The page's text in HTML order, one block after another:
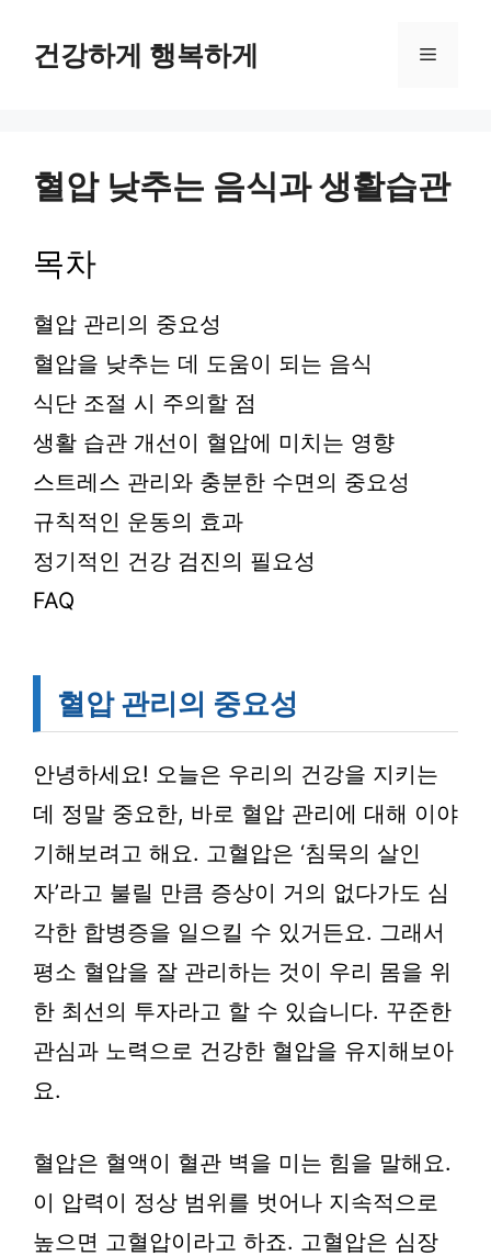
건강하게 행복하게 메
혈압 낮추는 음식과 생활습관
목차
혈압 관리의 중요성
혈압을 낮추는 데 도움이 되는 음식
식단 조절 시 주의할 점
생활 습관 개선이 혈압에 미치는 영향
스트레스 관리와 충분한 수면의 중요성
규칙적인 운동의 효과
정기적인 건강 검진의 필요성
FAQ
혈압 관리의 중요성
안녕하세요! 오늘은 우리의 건강을 지키는
데 정말 중요한, 바로 혈압 관리에 대해 이야
기해보려고 해요. 고혈압은 ‘침묵의 살인
자’라고 불릴 만큼 증상이 거의 없다가도 심
각한 합병증을 일으킬 수 있거든요. 그래서
평소 혈압을 잘 관리하는 것이 우리 몸을 위
한 최선의 투자라고 할 수 있습니다. 꾸준한
관심과 노력으로 건강한 혈압을 유지해보아
요.
혈압은 혈액이 혈관 벽을 미는 힘을 말해요.
이 압력이 정상 범위를 벗어나 지속적으로
높으면 고혈압이라고 하죠. 고혈압은 심장